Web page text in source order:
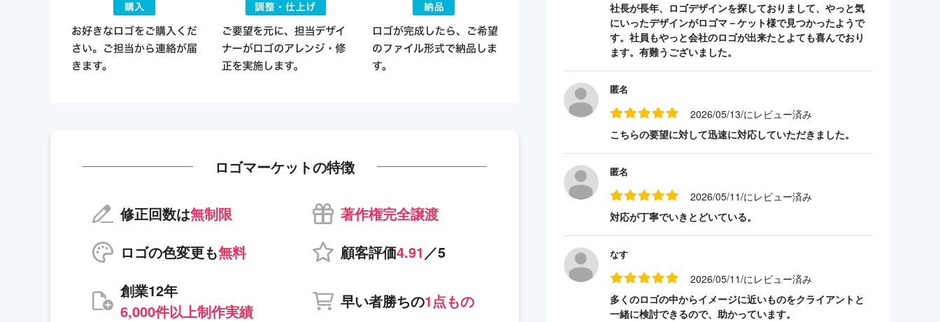
ロゴマーケットの特徴
修正回数は無制限
著作権完全譲渡
ロゴの色変更も無料 顧客評価4.91 ／5
創業12年
6,000件以上制作実績
早い者勝ちの1点もの
社長が長年、ロゴデザインを探しておりまして、やっと気
にいったデザインがロゴマ－ケット様で見つかったようで
す。社員もやっと会社のロゴが出来たとよても喜んでおり
ます。有難うございました。
匿名
2026/05/13/にレビュー済み
こちらの要望に対して迅速に対応していただきました。
匿名
2026/05/11/にレビュー済み
対応が丁寧でいきとどいている。
なす
2026/05/11/にレビュー済み
多くのロゴの中からイメージに近いものをクライアントと
一緒に検討できるので、助かっています。